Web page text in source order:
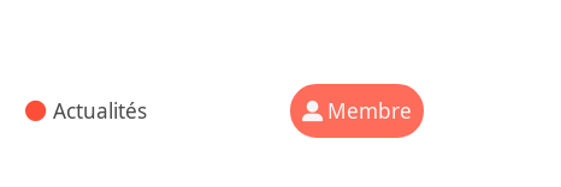
Actualités Membre